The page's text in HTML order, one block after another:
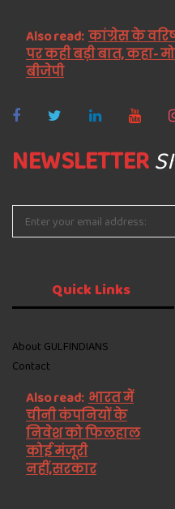
Also read: कांग्रेस के
पर कही बड़ी बात, कहा-
बीजेपी
NEWSLETTER
QuickLinks
About GULFINDIANS
Contact
Also read: भारत में
चीनी कंपनियों के
निवेश को फिलहाल
कोई मंजूरी
नहीं,सरकार